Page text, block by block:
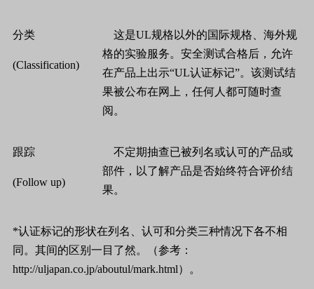
分类
(Classification)
这是UL规格以外的国际规格、海外规
格的实验服务。安全测试合格后，允许
在产品上出示“UL认证标记”。该测试结
果被公布在网上，任何人都可随时查
阅。
跟踪
(Follow up)
不定期抽查已被列名或认可的产品或
部件，以了解产品是否始终符合评价结
果。
*认证标记的形状在列名、认可和分类三种情况下各不相
同。其间的区别一目了然。（参考：
http://uljapan.co.jp/aboutul/mark.html）。